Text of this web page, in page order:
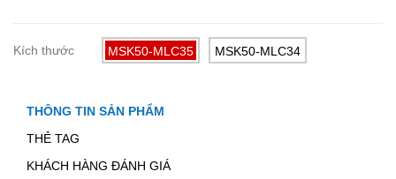
Kích thước MSK50-MLC35 MSK50-MLC34
THÔNG TIN SẢN PHẨM
THẺ TAG
KHÁCH HÀNG ĐÁNH GIÁ